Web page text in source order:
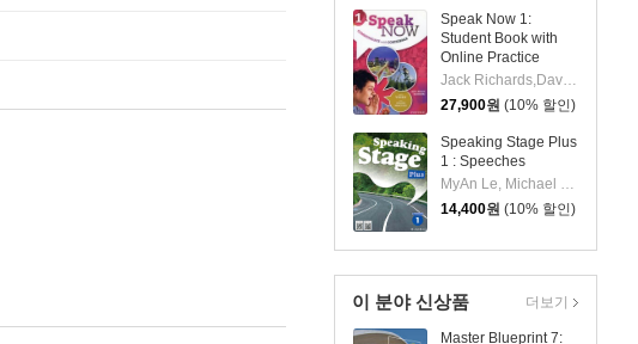
Speak Now 1:
Student Book with
Online Practice
Jack Richards,David Bohlke
27,900원 (10% 할인)
Speaking Stage Plus
1 : Speeches
MyAn Le, Michael Ledezma
14,400원 (10% 할인)
이 분야 신상품
Master Blueprint 7:
더보기